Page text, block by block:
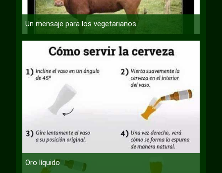
Un mensaje para los vegetarianos
Oro líquido